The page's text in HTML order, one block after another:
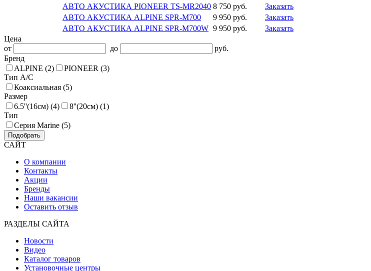
АВТО АКУСТИКА PIONEER TS-MR2040 8 750 руб.
Заказать
АВТО АКУСТИКА ALPINE SPR-M700
9 950 руб.
Заказать
АВТО АКУСТИКА ALPINE SPR-M700W 9 950 руб.
Заказать
Цена
от
до
руб.
Бренд
ALPINE (2)
PIONEER (3)
Тип А/С
Коаксиальная (5)
Размер
6.5''(16cм) (4)
8''(20cм) (1)
Тип
Серия Marine (5)
Подобрать
САЙТ
О компании
Контакты
Акции
Бренды
Наши вакансии
Оставить отзыв
РАЗДЕЛЫ САЙТА
Новости
Видео
Каталог товаров
Установочные центры